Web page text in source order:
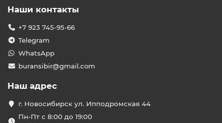
Наши контакты
+7 923 745-95-66
Telegram
WhatsApp
buransibir@gmail.com
Наш адрес
г. Новосибирск ул. Ипподромская 44
Пн-Пт с 8:00 до 19:00